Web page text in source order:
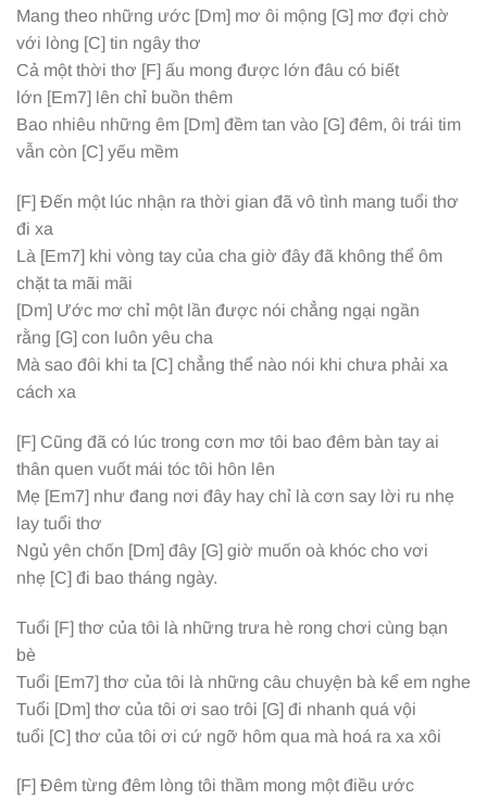
Mang theo những ước [Dm] mơ ôi mộng [G] mơ đợi chờ
với lòng [C] tin ngây thơ
Cả một thời thơ [F] ấu mong được lớn đâu có biết
lớn [Em7] lên chỉ buồn thêm
Bao nhiêu những êm [Dm] đềm tan vào [G] đêm, ôi trái tim
vẫn còn [C] yếu mềm
[F] Đến một lúc nhận ra thời gian đã vô tình mang tuổi thơ
đi xa
Là [Em7] khi vòng tay của cha giờ đây đã không thể ôm
chặt ta mãi mãi
[Dm] Ước mơ chỉ một lần được nói chẳng ngại ngần
rằng [G] con luôn yêu cha
Mà sao đôi khi ta [C] chẳng thể nào nói khi chưa phải xa
cách xa
[F] Cũng đã có lúc trong cơn mơ tôi bao đêm bàn tay ai
thân quen vuốt mái tóc tôi hôn lên
Mẹ [Em7] như đang nơi đây hay chỉ là cơn say lời ru nhẹ
lay tuổi thơ
Ngủ yên chốn [Dm] đây [G] giờ muốn oà khóc cho vơi
nhẹ [C] đi bao tháng ngày.
Tuổi [F] thơ của tôi là những trưa hè rong chơi cùng bạn
bè
Tuổi [Em7] thơ của tôi là những câu chuyện bà kể em nghe
Tuổi [Dm] thơ của tôi ơi sao trôi [G] đi nhanh quá vội
tuổi [C] thơ của tôi ơi cứ ngỡ hôm qua mà hoá ra xa xôi
[F] Đêm từng đêm lòng tôi thầm mong một điều ước